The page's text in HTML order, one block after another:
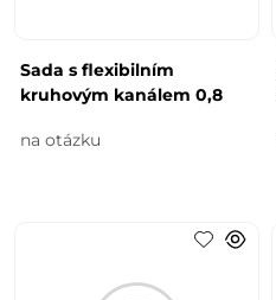
Sada s flexibilním
kruhovým kanálem 0,8
na otázku